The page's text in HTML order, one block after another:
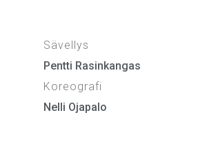
Sävellys
Pentti Rasinkangas
Koreografi
Nelli Ojapalo